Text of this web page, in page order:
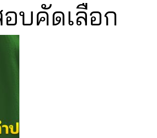
บคัดเลือก